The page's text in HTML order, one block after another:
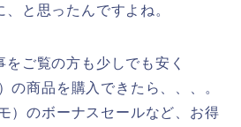
と思ったんですよね。
ご覧の方も少しでも安く
の商品を購入できたら、、、。
）のボーナスセールなど、お得